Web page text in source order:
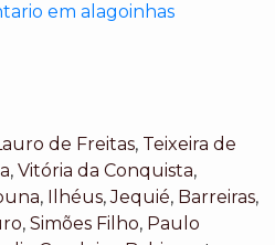
em alagoinhas
de Freitas, Teixeira de
, Vitória da Conquista,
, Ilhéus,Jequié, Barreiras,
, Simões Filho, Paulo